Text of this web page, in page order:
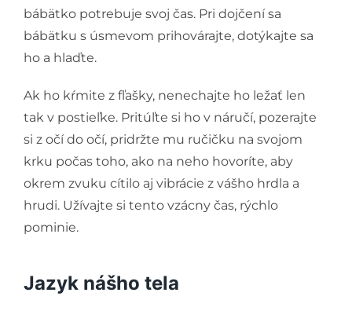
bábätko potrebuje svoj čas. Pri dojčení sa
bábätku s úsmevom prihovárajte, dotýkajte sa
ho a hlaďte.
Ak ho kŕmite z fľašky, nenechajte ho ležať len
tak v postieľke. Pritúľte si ho v náručí, pozerajte
si z očí do očí, pridržte mu ručičku na svojom
krku počas toho, ako na neho hovoríte, aby
okrem zvuku cítilo aj vibrácie z vášho hrdla a
hrudi. Užívajte si tento vzácny čas, rýchlo
pominie.
Jazyk nášho tela